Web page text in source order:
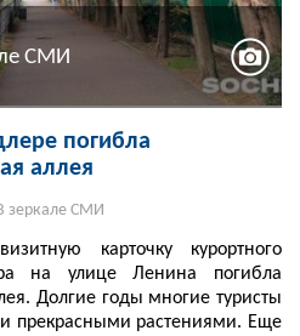
СМИ
погибла
аллея
зеркале СМИ
карточку курортного
на улице Ленина погибла
Долгие годы многие туристы
прекрасными растениями. Еще